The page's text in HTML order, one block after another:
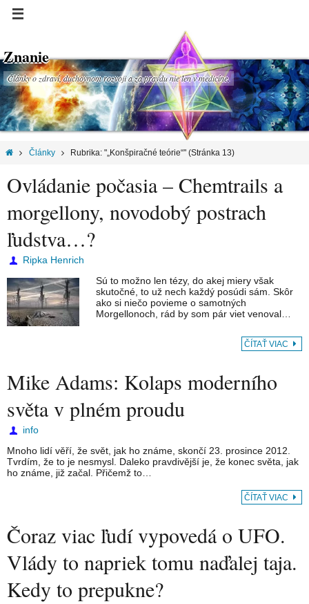
Znanie
Články o zdraví, duchovnom rozvoji a za pravdu nie len v medicíne.
Články Rubrika: "„Konšpiračné teórie“" (Stránka 13)
Ovládanie počasia – Chemtrails a
morgellony, novodobý postrach
ľudstva…?
Ripka Henrich
Sú to možno len tézy, do akej miery však
skutočné, to už nech každý posúdi sám. Skôr
ako si niečo povieme o samotných
Morgellonoch, rád by som pár viet venoval…
ČÍTAŤ VIAC
Mike Adams: Kolaps moderního
světa v plném proudu
info
Mnoho lidí věří, že svět, jak ho známe, skončí 23. prosince 2012.
Tvrdím, že to je nesmysl. Daleko pravdivější je, že konec světa, jak
ho známe, již začal. Přičemž to…
ČÍTAŤ VIAC
Čoraz viac ľudí vypovedá o UFO.
Vlády to napriek tomu naďalej taja.
Kedy to prepukne?